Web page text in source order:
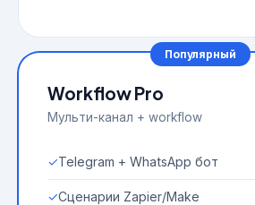
Популярный
Workflow Pro
Мульти-канал + workflow
✓Telegram + WhatsApp бот
✓Сценарии Zapier/Make